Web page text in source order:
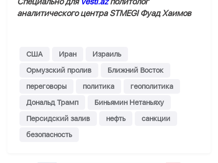
аналитического центра STMEGI Фуад Хаимов
США Иран
Израиль
Ормузский пролив
Ближний Восток
переговоры
политика
геополитика
Дональд Трамп
Биньямин Нетаньяху
Персидский залив
нефть
санкции
безопасность